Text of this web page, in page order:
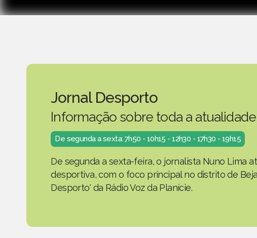
Jornal Desporto
Informação sobre toda a
De segunda a sexta: 7h50 - 10h15 - 12h30 - 17h30 - 19h15
De segunda a sexta-feira, o jornalista Nuno Lima
desportiva, com o foco principal no distrito de
Desporto' da Rádio Voz da Planície.